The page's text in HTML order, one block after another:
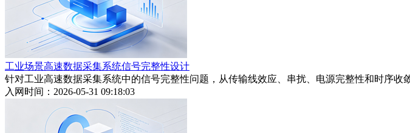
工业场景高速数据采集系统信号完整性设计
针对工业高速数据采集系统中的信号完整性问题，从传输线效应、串扰、电源完整性和时序收
入网时间：2026-05-31 09:18:03